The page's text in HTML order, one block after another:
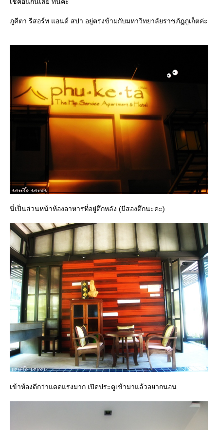
ภูคีตา รีสอร์ท แอนด์ สปา อยู่ตรงข้ามกับมหาวิทยาลัยราชภัฎภูเก็ตค่ะ
นี่เป็นส่วนหน้าห้องอาหารที่อยู่ตึกหลัง (มีสองตึกนะคะ)
เข้าห้องดีกว่าแดดแรงมาก เปิดประตูเข้ามาแล้วอยากนอน